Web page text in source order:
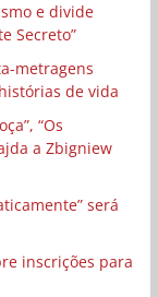
e divide
Secreto”
metragens
de vida
“Os
a Zbigniew
será
inscrições para